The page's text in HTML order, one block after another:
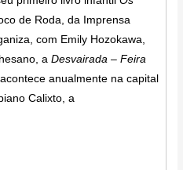
de Roda, da Imprensa
com Emily Hozokawa,
aDesvairada – Feira
anualmente na capital
Calixto, a